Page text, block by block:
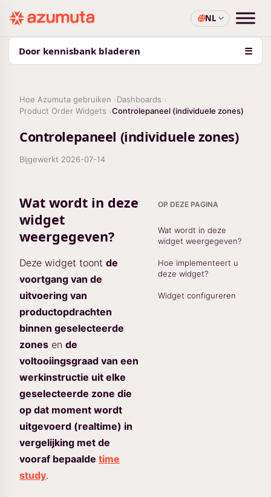
NL
Door kennisbank bladeren ☰
Hoe Azumuta gebruiken
Dashboards
Product Order Widgets
Controlepaneel (individuele zones)
Controlepaneel (individuele zones)
Bijgewerkt 2026-07-14
Wat wordt in deze
widget
weergegeven?
Deze widget toont de
voortgang van de
uitvoering van
productopdrachten
binnen geselecteerde
zones en de
voltooiingsgraad van een
werkinstructie uit elke
geselecteerde zone die
op dat moment wordt
uitgevoerd (realtime) in
vergelijking met de
vooraf bepaalde time
study.
OP DEZE PAGINA
Wat wordt in deze
widget weergegeven?
Hoe implementeert u
deze widget?
Widget configureren